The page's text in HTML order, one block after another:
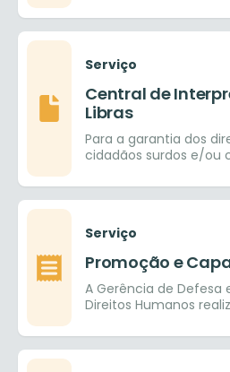
Serviço
Central de
Libras
Para a garantia dos
cidadãos surdos e/ou
social
Serviço
Promoção e
A Gerência de Defesa
Direitos Humanos
município e público